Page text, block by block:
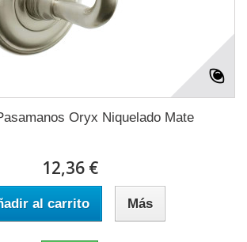
Oryx Niquelado Mate
12,36 €
al carrito Más